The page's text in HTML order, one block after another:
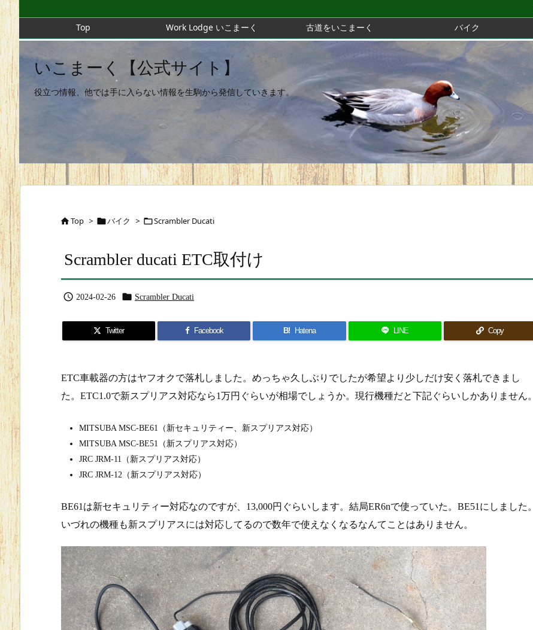
Top Work Lodge いこまーく 古道をいこまーく バイク
いこまーく【公式サイト】
役立つ情報、他では手に入らない情報を生駒から発信していきます。
Top > バイク > Scrambler Ducati
Scrambler ducati ETC取付け
 2024-02-26  Scrambler Ducati
Twitter Facebook B! Hatena LINE Copy
ETC車載器の方はヤフオクで落札しました。めっちゃ久しぶりでしたが希望より少しだけ安く落札できまし
た。ETC1.0で新スプリアス対応なら1万円ぐらいが相場でしょうか。現行機種だと下記ぐらいしかありません。
MITSUBA MSC-BE61（新セキュリティー、新スプリアス対応）
MITSUBA MSC-BE51（新スプリアス対応）
JRC JRM-11（新スプリアス対応）
JRC JRM-12（新スプリアス対応）
BE61は新セキュリティー対応なのですが、13,000円ぐらいします。結局ER6nで使っていた。BE51にしました。
いづれの機種も新スプリアスには対応してるので数年で使えなくなるなんてことはありません。